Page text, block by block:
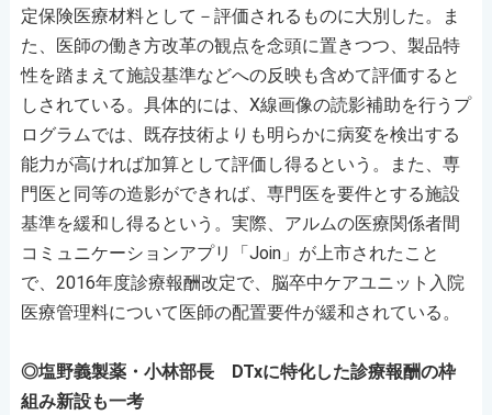
定保険医療材料として－評価されるものに大別した。ま
た、医師の働き方改革の観点を念頭に置きつつ、製品特
性を踏まえて施設基準などへの反映も含めて評価すると
しされている。具体的には、X線画像の読影補助を行うプ
ログラムでは、既存技術よりも明らかに病変を検出する
能力が高ければ加算として評価し得るという。また、専
門医と同等の造影ができれば、専門医を要件とする施設
基準を緩和し得るという。実際、アルムの医療関係者間
コミュニケーションアプリ「Join」が上市されたこと
で、2016年度診療報酬改定で、脳卒中ケアユニット入院
医療管理料について医師の配置要件が緩和されている。
◎塩野義製薬・小林部長 DTxに特化した診療報酬の枠
組み新設も一考